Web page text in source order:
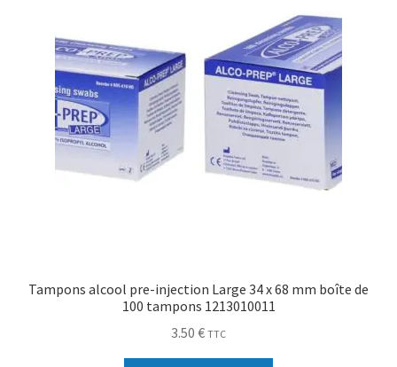
Tampons alcool pre-injection Large 34 x 68 mm boîte de
100 tampons 1213010011
3.50 € TTC